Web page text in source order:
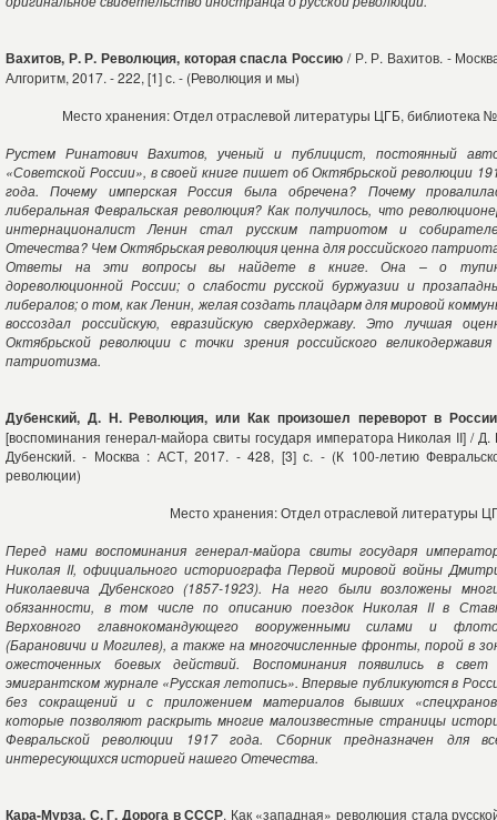
Вахитов, Р. Р. Революция, которая спасла Россию / Р. Р. Вахитов. -
Алгоритм, 2017. - 222, [1] с. - (Революция и мы)
Место хранения: Отдел отраслевой литературы ЦГБ, библиотека
Рустем Ринатович Вахитов, ученый и публицист, постоянный
«Советской России», в своей книге пишет об Октябрьской революции
года. Почему имперская Россия была обречена? Почему
либеральная Февральская революция? Как получилось, что
интернационалист Ленин стал русским патриотом и
Отечества? Чем Октябрьская революция ценна для российского
Ответы на эти вопросы вы найдете в книге. Она – о
дореволюционной России; о слабости русской буржуазии и
либералов; о том, как Ленин, желая создать плацдарм для мировой
воссоздал российскую, евразийскую сверхдержаву. Это лучшая
Октябрьской революции с точки зрения российского
патриотизма.
Дубенский, Д. Н. Революция, или Как произошел переворот в
[воспоминания генерал-майора свиты государя императора Николая II] / Д.
Дубенский. - Москва : АСТ, 2017. - 428, [3] с. - (К 100-летию
революции)
Место хранения: Отдел отраслевой литературы
Перед нами воспоминания генерал-майора свиты государя
Николая II, официального историографа Первой мировой войны
Николаевича Дубенского (1857-1923). На него были возложены
обязанности, в том числе по описанию поездок Николая II в
Верховного главнокомандующего вооруженными силами и
(Барановичи и Могилев), а также на многочисленные фронты, порой в
ожесточенных боевых действий. Воспоминания появились в
эмигрантском журнале «Русская летопись». Впервые публикуются в
без сокращений и с приложением материалов бывших
которые позволяют раскрыть многие малоизвестные страницы
Февральской революции 1917 года. Сборник предназначен для
интересующихся историей нашего Отечества.
Кара-Мурза, С. Г. Дорога в СССР. Как «западная» революция стала